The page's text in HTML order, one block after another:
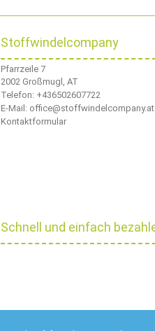
Stoffwindelcompany
Pfarrzeile 7
2002 Großmugl, AT
Telefon: +436502607722
E-Mail: office@stoffwindelcompany.at
Kontaktformular
Schnell und einfach